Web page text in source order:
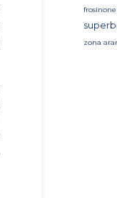
frosinone
zona